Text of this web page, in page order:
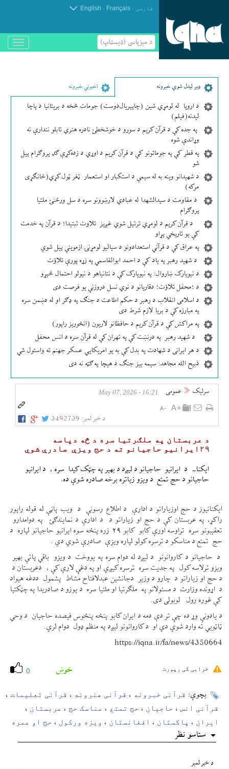
فارسی .
Français
.
English
د مېزپاسى (ډیسټاپ)
باز
و
ډير لیدل شوي خبرونه اخیرني خبرونه
د اروپا له لومړي شین (چاپېریال‌دوست) جومات څخه د بریتانیا د پاچا
لیدنه(فیلم)
په جده کې د قرآن کریم د سورو د خوشخطئ نادره هنري تابلو نندارې ته
وړاندې شوه
په قطر کې په جوماتونو کې د قرآن کریم د اوړي د زده‌کړې ګډ پروګرام پیل
شو
د شهیدانو وینه به له سیمې د استکبار او استعمار ټغر ټول کړي(ځانګړی
مرکه)
د مقاومت د سیدالشهدا له عبادي لارښوونو سره د سل ورځنئ ملتیا
پروګرام
د قرآن کریم د لومړي ترتیل شوي غږیز تلاوت ثبتیدا؛ د قرآن په خدمت
کې یو تاریخي پړاو
په عراق کې د قرآني استعدادونو د سیالیو لومړنۍ ازموینې پیل شوې
د شهید رهبر په یاد کې د احمد ابوالقاسمي په زړه پورې تلاؤت
د نیویارک ښاروال: په نیویارک کې د نتانیاهو د نیولو احتمال څېړو
د ؛محفل تلاؤت؛ دقاریانو د نوي نسل دروزنې یو فرصت دی
د اسلامی انقلاب د رهبر د حکم اطاعت د جنګ په ډګر او له دښمن سره
په مبارزه کې د بریا لازم شرط دی
په مراکش کې د قرآن کریم د حافظانو لاریون (انځوریز راپور)
د شهید رهبر په درنښت کې په تهران کې له قرآن سره د انس محفل
د هر ایرانی د شهادت په بدل کې به یو امریکایي عسکر جهنم ته واستول شي
ذبیح الله مجاهد: سیمه ییز جنګ د هیچا په ګټه نه دی
سرلیک عمومی 16:21 - May 07, 2026
د خبر لمبر: 3492739
د عربستان په ملګرتیا سره د څه دپاسه
۲۹ایرانیو حاجیانو ته د حج ویزې صادرې شوي
ایکنا- د ایرانیو حاجیانو د لیږد د بهیر په چټک کیدا سره ، د ایرانیو
حاجیانو د حج تمتع د ویزو زیاتره برخه صادره شوې ده.
ایکنانیوز د حج اوزیاراتو د ادارې د اطلاع رسونې د ویب پاڼې له قوله راپور
راکړ، په عربستان کې د حج او زیاراتو د د ادارې د نمایندګئ په دوامدارو
تعقیبونو سره تراوسه اورې کابو کابو ۲۹ زره پنځه سوه ایرانیو حاجیانو لپاره د
حج تمتع د مناسکو د ترسره کولو لپاره ویزې صادرې شوي دي .
د حاجیانو د کاروانونو د لیږد له دوام سره په یووخت د ویزو باقي پاتې بهیر
ویزو ترلاسه کول په جدیت سره ترسره کیږي او په دغې لارې کې ، دعربستان د
د حج او زیاراتو د چارو د وزیر دجانشین عبدلافتاح مشاط پشمول ددغه هیواد
د اړونده وزارت د مسئولانو په ملګرتیا او ملتیا سره د یوزو د صادریدا په چټکتیا
کې غوره رول لوبولی دی.
د یادونې وړ ده چې تر دې دمه د ایران کابو پنځه پنځوس فیصده حاجیان د وحي
ټاټوبي ته وارد شوي دي او د کاروانونو لیږد په منظم ډول دوام لري.
https://iqna.ir/fa/news/4350664
0 خوښ خرابی کی رپورٹ
بچوې: قرآنی خبرونه ، قرآنی هنرونه ، قرآنی تعلیمات ،
قرآنی انس ، حاجیان ، حج تمتع ، مناسک حج ، عربستان ،
ایران ، پاکستان ، افغانستان ، ویزه ورکول ، حج او عمره
ستاسو نظر
د خبر لمبر